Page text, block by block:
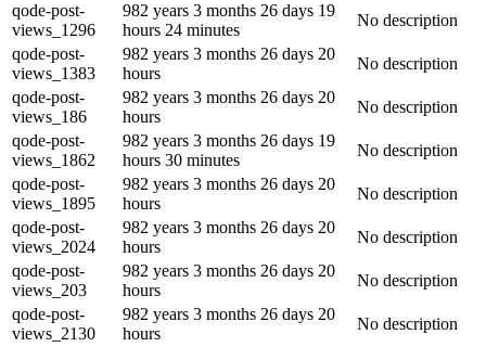
qode-post-
views_1296
982 years 3 months 26 days 19
hours 24 minutes
No description
qode-post-
views_1383
982 years 3 months 26 days 20
hours
No description
qode-post-
views_186
982 years 3 months 26 days 20
hours
No description
qode-post-
views_1862
982 years 3 months 26 days 19
hours 30 minutes
No description
qode-post-
views_1895
982 years 3 months 26 days 20
hours
No description
qode-post-
views_2024
982 years 3 months 26 days 20
hours
No description
qode-post-
views_203
982 years 3 months 26 days 20
hours
No description
qode-post-
views_2130
982 years 3 months 26 days 20
hours
No description